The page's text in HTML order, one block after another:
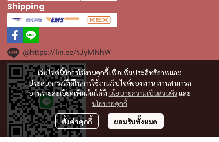
เว็บไซต์นี้มีการใช้งานคุกกี้ เพื่อเพิ่มประสิทธิภาพและ
ประสบการณ์ที่ดีในการใช้งานเว็บไซต์ของท่าน ท่านสามารถ
อ่านรายละเอียดเพิ่มเติมได้ที่ นโยบายความเป็นส่วนตัว และ
นโยบายคุกกี้
ตั้งค่าคุกกี้ ยอมรับทั้งหมด
Shipping
@https://lin.ee/tJyMNhW